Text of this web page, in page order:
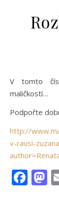
V tomto čísle najdete neobvyklý rozhovor s mojí
maličkostí…
Podpořte
http://
v-rausi-